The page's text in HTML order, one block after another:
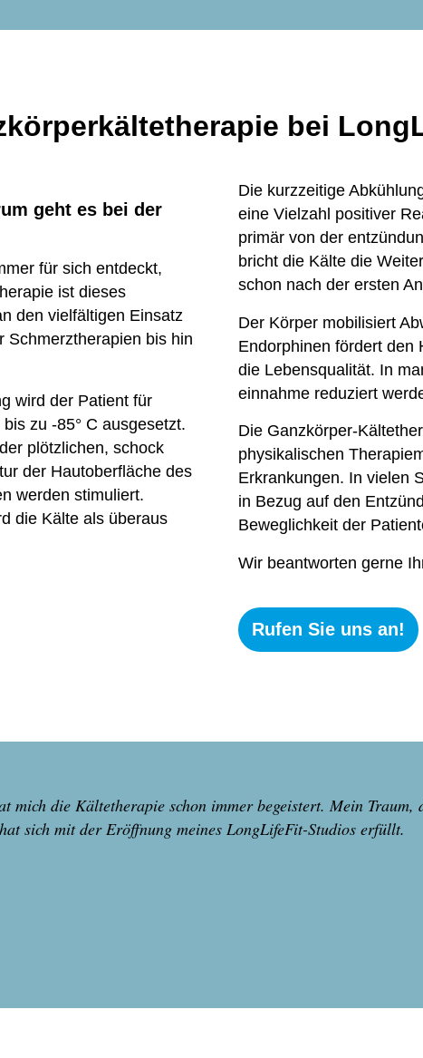
kältetherapie bei
geht es bei der
für sich entdeckt,
ist dieses
den vielfältigen Einsatz
Schmerztherapien bis hin
wird der Patient für
zu -85° C ausgesetzt.
plötzlichen, schock
der Hautoberfläche des
werden stimuliert.
die Kälte als überaus
Die kurzzeitige
eine Vielzahl positiver
primär von der
bricht die Kälte die Weiter
schon nach der ersten
Der Körper mobilisiert
Endorphinen fördert den
die Lebensqualität. In
einnahme reduziert
Die Ganzkörper-Kälte
physikal ischen Therapie
Erkrankungen. In vielen
in Bezug auf den
Beweglichkeit der
Wir beantworten gerne
Rufen Sie uns an!
mich die Kältetherapie schon immer begeistert. Mein Traum,
sich mit der Eröffnung meines LongLifeFit-Studios erfüllt.